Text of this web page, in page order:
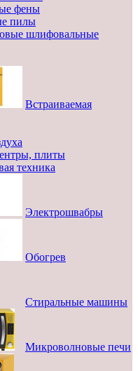
фены
пилы
шлифовальные
Встраиваемая
плиты
техника
Электрошвабры
Обогрев
Стиральные машины
Микроволновые печи